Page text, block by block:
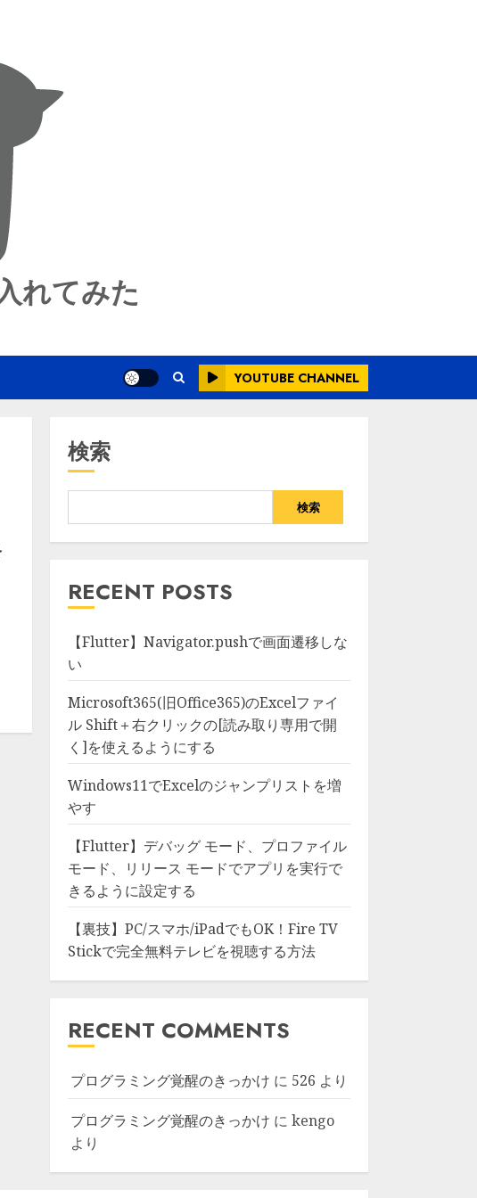
れてみた
YOUTUBE CHANNEL
検索
検索
RECENT POSTS
【Flutter】Navigator.pushで画面遷移しな
い
Microsoft365(旧Office365)のExcelファイ
ル Shift＋右クリックの[読み取り専用で開
く]を使えるようにする
Windows11でExcelのジャンプリストを増
やす
【Flutter】デバッグ モード、プロファイル
モード、リリース モードでアプリを実行で
きるように設定する
【裏技】PC/スマホ/iPadでもOK！Fire TV
Stickで完全無料テレビを視聴する方法
RECENT COMMENTS
プログラミング覚醒のきっかけ に 526 より
プログラミング覚醒のきっかけ にkengo
より